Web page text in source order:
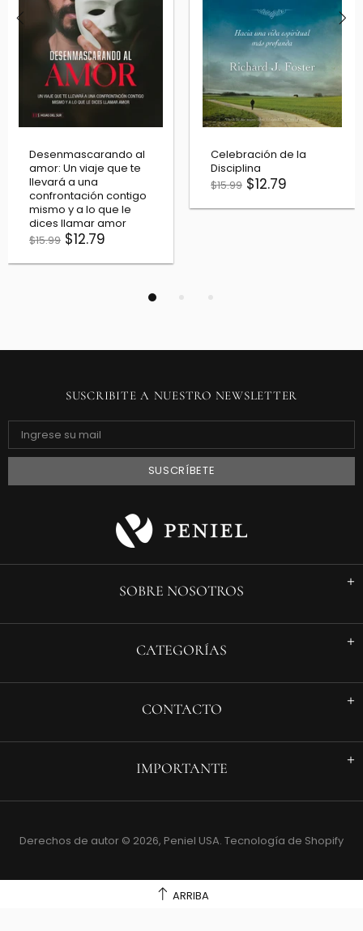
Desenmascarando al
amor: Un viaje que te
llevará a una
confrontación contigo
mismo y a lo que le
dices llamar amor
$15.99 $12.79
Celebración de la
Disciplina
$15.99 $12.79
SUSCRIBITE A NUESTRO NEWSLETTER
SOBRE NOSOTROS
CATEGORÍAS
CONTACTO
IMPORTANTE
Derechos de autor © 2026, Peniel USA. Tecnología de Shopify
ARRIBA